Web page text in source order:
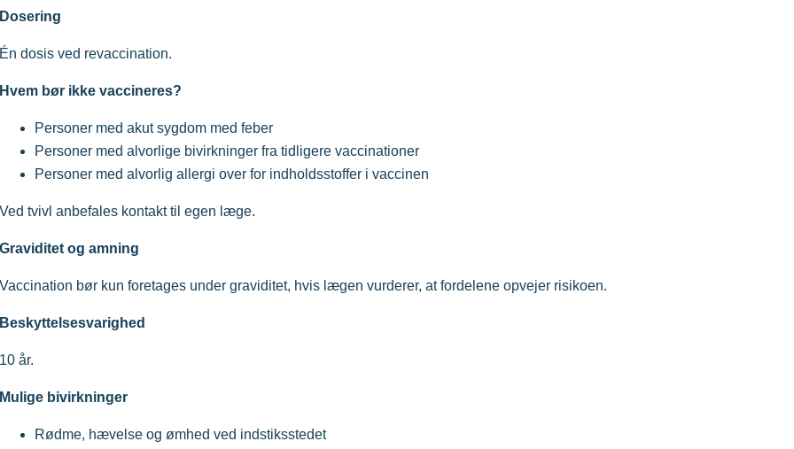
dosis ved revaccination.
bør ikke vaccineres?
Personer med akut sygdom med feber
Personer med alvorlige bivirkninger fra tidligere vaccinationer
Personer med alvorlig allergi over for indholdsstoffer i vaccinen
tvivl anbefales kontakt til egen læge.
og amning
bør kun foretages under graviditet, hvis lægen vurderer, at fordelene opvejer risikoen.
år.
bivirkninger
Rødme, hævelse og ømhed ved indstiksstedet